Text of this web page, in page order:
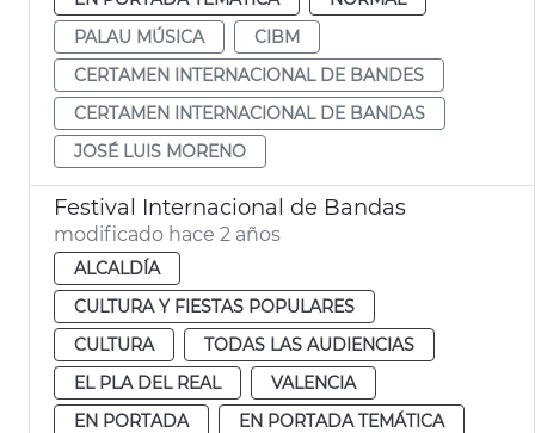
PALAU MÚSICA
CIBM
CERTAMEN INTERNACIONAL DE BANDES
CERTAMEN INTERNACIONAL DE BANDAS
JOSÉ LUIS MORENO
Festival Internacional de Bandas
modificado hace 2 años
ALCALDÍA
CULTURA Y FIESTAS POPULARES
CULTURA
TODAS LAS AUDIENCIAS
EL PLA DEL REAL
VALENCIA
EN PORTADA
EN PORTADA TEMÁTICA